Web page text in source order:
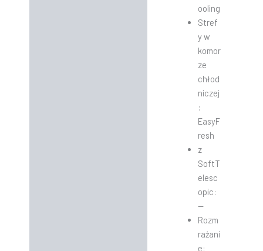
ooling
Stref
y w
komor
ze
chłod
niczej
:
EasyF
resh
z
SoftT
elesc
opic:
—
Rozm
rażani
e: